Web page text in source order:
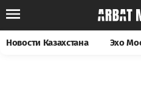
Новости Казахстана Эхо